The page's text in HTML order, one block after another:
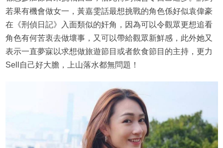
若果有機會做女一，黃嘉雯話最想挑戰的角色係好似袁偉豪
在《刑偵日記》入面類似的奸角，因為可以令觀眾更想追看
角色有何苦衷去做壞事，又可以帶給觀眾新鮮感，此外她又
表示一直夢寐以求想做旅遊節目或者飲食節目的主持，更力
Sell自己好大膽，上山落水都無問題！